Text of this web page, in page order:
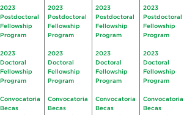
2023
Postdoctoral
Fellowship
Program
2023
Doctoral
Fellowship
Program
Convocatoria
Becas
2023
Postdoctoral
Fellowship
Program
2023
Doctoral
Fellowship
Program
Convocatoria
Becas
2023
Postdoctoral
Fellowship
Program
2023
Doctoral
Fellowship
Program
Convocatoria
Becas
2023
Postdoctoral
Fellowship
Program
2023
Doctoral
Fellowship
Program
Convocatoria
Becas